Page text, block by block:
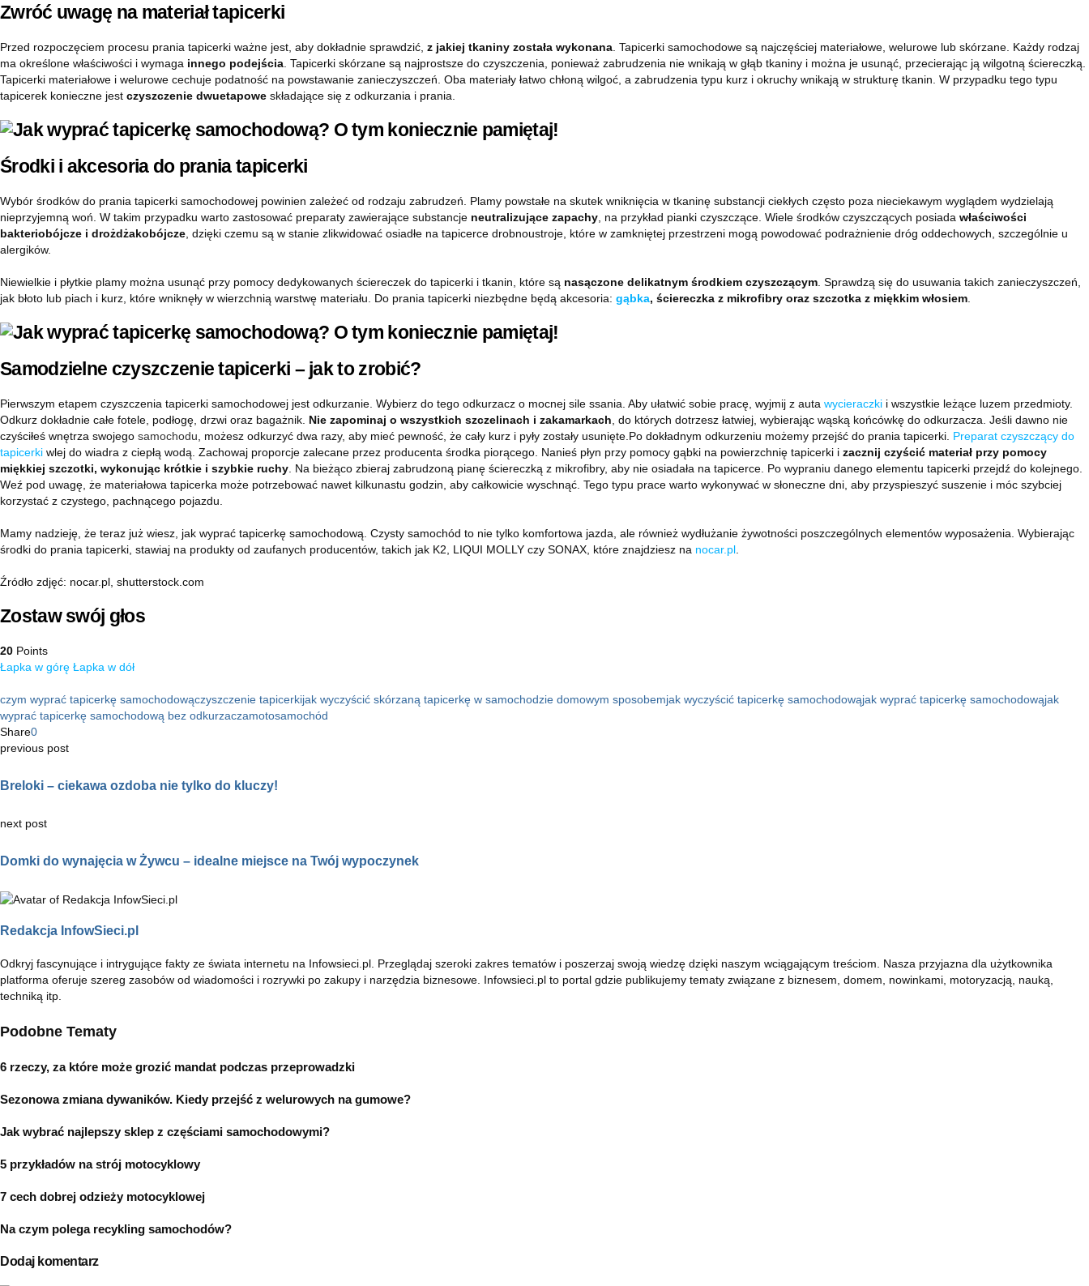
Zwróć uwagę na materiał tapicerki
Przed rozpoczęciem procesu prania tapicerki ważne jest, aby dokładnie sprawdzić, z jakiej tkaniny została wykonana . Tapicerki samochodowe są najczęściej materiałowe, welurowe lub skórzane. Każdy rodzaj
ma określone właściwości i wymaga innego podejścia . Tapicerki skórzane są najprostsze do czyszczenia, ponieważ zabrudzenia nie wnikają w głąb tkaniny i można je usunąć, przecierając ją wilgotną ściereczką.
Tapicerki materiałowe i welurowe cechuje podatność na powstawanie zanieczyszczeń. Oba materiały łatwo chłoną wilgoć, a zabrudzenia typu kurz i okruchy wnikają w strukturę tkanin. W przypadku tego typu
tapicerek konieczne jest czyszczenie dwuetapowe składające się z odkurzania i prania.
Środki i akcesoria do prania tapicerki
Wybór środków do prania tapicerki samochodowej powinien zależeć od rodzaju zabrudzeń. Plamy powstałe na skutek wniknięcia w tkaninę substancji ciekłych często poza nieciekawym wyglądem wydzielają
nieprzyjemną woń. W takim przypadku warto zastosować preparaty zawierające substancje neutralizujące zapachy , na przykład pianki czyszczące. Wiele środków czyszczących posiada właściwości
bakteriobójcze i drożdżakobójcze , dzięki czemu są w stanie zlikwidować osiadłe na tapicerce drobnoustroje, które w zamkniętej przestrzeni mogą powodować podrażnienie dróg oddechowych, szczególnie u
alergików.
Niewielkie i płytkie plamy można usunąć przy pomocy dedykowanych ściereczek do tapicerki i tkanin, które są nasączone delikatnym środkiem czyszczącym . Sprawdzą się do usuwania takich zanieczyszczeń,
jak błoto lub piach i kurz, które wniknęły w wierzchnią warstwę materiału. Do prania tapicerki niezbędne będą akcesoria: gąbka, ściereczka z mikrofibry oraz szczotka z miękkim włosiem
Samodzielne czyszczenie tapicerki – jak to zrobić?
Pierwszym etapem czyszczenia tapicerki samochodowej jest odkurzanie. Wybierz do tego odkurzacz o mocnej sile ssania. Aby ułatwić sobie pracę, wyjmij z auta wycieraczki i wszystkie leżące luzem przedmioty.
Odkurz dokładnie całe fotele, podłogę, drzwi oraz bagażnik. Nie zapominaj o wszystkich szczelinach i zakamarkach , do których dotrzesz łatwiej, wybierając wąską końcówkę do odkurzacza. Jeśli dawno nie
czyściłeś wnętrza swojego samochodu , możesz odkurzyć dwa razy, aby mieć pewność, że cały kurz i pyły zostały usunięte.Po dokładnym odkurzeniu możemy przejść do prania tapicerki. Preparat czyszczący do
tapicerki wlej do wiadra z ciepłą wodą. Zachowaj proporcje zalecane przez producenta środka piorącego. Nanieś płyn przy pomocy gąbki na powierzchnię tapicerki i zacznij czyścić materiał przy pomocy
miękkiej szczotki, wykonując krótkie i szybkie ruchy . Na bieżąco zbieraj zabrudzoną pianę ściereczką z mikrofibry, aby nie osiadała na tapicerce. Po wypraniu danego elementu tapicerki przejdź do kolejnego.
Weź pod uwagę, że materiałowa tapicerka może potrzebować nawet kilkunastu godzin, aby całkowicie wyschnąć. Tego typu prace warto wykonywać w słoneczne dni, aby przyspieszyć suszenie i móc szybciej
korzystać z czystego, pachnącego pojazdu.
Mamy nadzieję, że teraz już wiesz, jak wyprać tapicerkę samochodową. Czysty samochód to nie tylko komfortowa jazda, ale również wydłużanie żywotności poszczególnych elementów wyposażenia. Wybierając
środki do prania tapicerki, stawiaj na produkty od zaufanych producentów, takich jak K2, LIQUI MOLLY czy SONAX, które znajdziesz na nocar.pl
Źródło zdjęć: nocar.pl, shutterstock.com
Zostaw swój głos
20 Points
Łapka w górę Łapka w dół
czym wyprać tapicerkę samochodowączyszczenie tapicerkijak wyczyścić skórzaną tapicerkę w samochodzie domowym sposobemjak wyczyścić tapicerkę samochodowąjak wyprać tapicerkę samochodowąjak
wyprać tapicerkę samochodową bez odkurzaczamotosamochód
Share0
previous post
Breloki – ciekawa ozdoba nie tylko do kluczy!
next post
Domki do wynajęcia w Żywcu – idealne miejsce na Twój wypoczynek
Redakcja InfowSieci.pl
Odkryj fascynujące i intrygujące fakty ze świata internetu na Infowsieci.pl. Przeglądaj szeroki zakres tematów i poszerzaj swoją wiedzę dzięki naszym wciągającym treściom. Nasza przyjazna dla użytkownika
platforma oferuje szereg zasobów od wiadomości i rozrywki po zakupy i narzędzia biznesowe. Infowsieci.pl to portal gdzie publikujemy tematy związane z biznesem, domem, nowinkami, motoryzacją, nauką,
techniką itp.
Podobne Tematy
6 rzeczy, za które może grozić mandat podczas przeprowadzki
Sezonowa zmiana dywaników. Kiedy przejść z welurowych na gumowe?
Jak wybrać najlepszy sklep z częściami samochodowymi?
5 przykładów na strój motocyklowy
7 cech dobrej odzieży motocyklowej
Na czym polega recykling samochodów?
Dodaj komentarz